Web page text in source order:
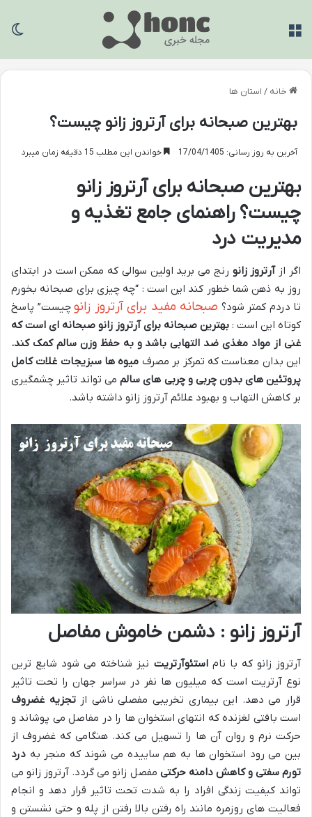
خانه / استان ها
بهترین صبحانه برای آرتروز زانو چیست؟
آخرین به روز رسانی: 17/04/1405 خواندن این مطلب 15 دقیقه زمان میبرد
بهترین صبحانه برای آرتروز زانو
چیست؟ راهنمای جامع تغذیه و
مدیریت درد
اگر ازآرتروز زانو رنج می برید اولین سوالی که ممکن است در ابتدای
روز به ذهن شما خطور کند این است : “چه چیزی برای صبحانه بخورم
تا دردم کمتر شود؟ صبحانه مفید برای آرتروز زانو چیست” پاسخ
کوتاه این است : بهترین صبحانه برای آرتروز زانو صبحانه ای است که
غنی از مواد مغذی ضد التهابی باشد و به حفظ وزن سالم کمک کند.
این بدان معناست که تمرکز بر مصرف میوه ها سبزیجات غلات کامل
پروتئین های بدون چربی و چربی های سالممی تواند تاثیر چشمگیری
بر کاهش التهاب و بهبود علائم آرتروز زانو داشته باشد.
آرتروز زانو : دشمن خاموش مفاصل
آرتروز زانو که با ناماستئوآرتریت نیز شناخته می شود شایع ترین
نوع آرتریت است که میلیون ها نفر در سراسر جهان را تحت تاثیر
قرار می دهد. این بیماری تخریبی مفصلی ناشی ازتجزیه غضروف
است بافتی لغزنده که انتهای استخوان ها را در مفاصل می پوشاند و
حرکت نرم و روان آن ها را تسهیل می کند. هنگامی که غضروف از
بین می رود استخوان ها به هم ساییده می شوند که منجر به درد
تورم سفتی و کاهش دامنه حرکتی مفصل زانو می گردد. آرتروز زانو می
تواند کیفیت زندگی افراد را به شدت تحت تاثیر قرار دهد و انجام
فعالیت های روزمره مانند راه رفتن بالا رفتن از پله و حتی نشستن و